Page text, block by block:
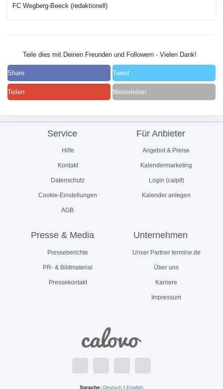
FC Wegberg-Beeck (redaktionell)
Teile dies mit Deinen Freunden und Followern - Vielen Dank!
Share Tweet
Teilen Weiterleiten
Service
Hilfe
Kontakt
Datenschutz
Cookie-Einstellungen
AGB
Für Anbieter
Angebot & Preise
Kalendermarketing
Login (calpit)
Kalender anlegen
Presse & Media
Presseberichte
PR- & Bildmaterial
Pressekontakt
Unternehmen
Unser Partner termine.de
Über uns
Karriere
Impressum
Sprache: Deutsch | English